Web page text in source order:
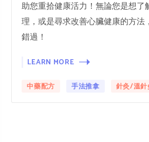
助您重拾健康活力！無論您是想了
理，或是尋求改善心臟健康的方法
錯過！
LEARN MORE
中藥配方 手法推拿 針灸/溫